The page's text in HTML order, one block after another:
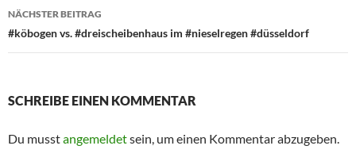
NÄCHSTER BEITRAG
#köbogen vs. #dreischeibenhaus im #nieselregen #düsseldorf
SCHREIBE EINEN KOMMENTAR
Du musstangemeldetsein, um einen Kommentar abzugeben.